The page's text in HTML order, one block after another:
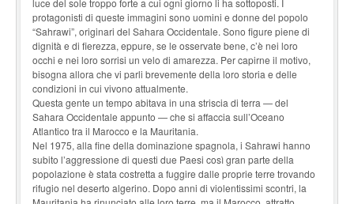
luce del sole troppo forte a cui ogni giorno li ha sottoposti. I
protagonisti di queste immagini sono uomini e donne del popolo
“Sahrawi”, originari del Sahara Occidentale. Sono figure piene di
dignità e di fierezza, eppure, se le osservate bene, c’è nei loro
occhi e nei loro sorrisi un velo di amarezza. Per capirne il motivo,
bisogna allora che vi parli brevemente della loro storia e delle
condizioni in cui vivono attualmente.
Questa gente un tempo abitava in una striscia di terra — del
Sahara Occidentale appunto — che si affaccia sull’Oceano
Atlantico tra il Marocco e la Mauritania.
Nel 1975, alla fine della dominazione spagnola, i Sahrawi hanno
subito l’aggressione di questi due Paesi così gran parte della
popolazione è stata costretta a fuggire dalle proprie terre trovando
rifugio nel deserto algerino. Dopo anni di violentissimi scontri, la